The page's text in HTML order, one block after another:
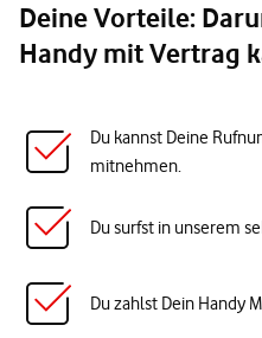
Deine Vorteile:
Handy mit Vertrag
Du kannst Deine
mitnehmen.
Du surfst in unserem
Du zahlst Dein Handy